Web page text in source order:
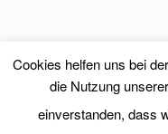
Cookies helfen uns bei
die Nutzung
einverstanden, dass